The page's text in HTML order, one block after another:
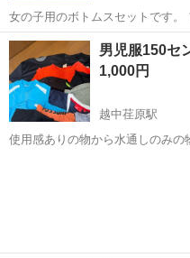
女の子用のボトムスセットです
ク 120 バルーンショートパン
１つ ポールジョーキュロット
120 ...
富山 富山市 婦中鵜坂駅
男児服150セ
1,000円
越中荏原駅
使用感ありの物から水通しのみの